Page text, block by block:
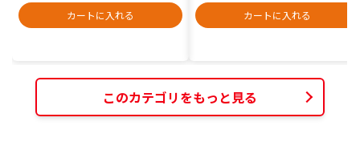
カートに入れる
カートに入れる
このカテゴリをもっと見る